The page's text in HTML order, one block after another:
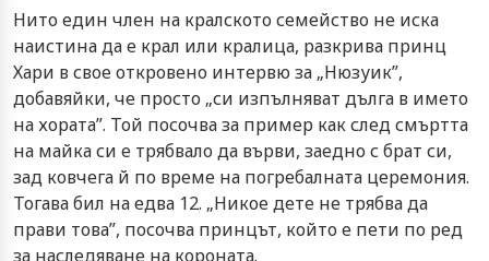
Нито един член на кралското семейство не иска
наистина да е крал или кралица, разкрива принц
Хари в свое откровено интервю за „Нюзуик”,
добавяйки, че просто „си изпълняват дълга в името
на хората”. Той посочва за пример как след смъртта
на майка си е трябвало да върви, заедно с брат си,
зад ковчега й по време на погребалната церемония.
Тогава бил на едва 12. „Никое дете не трябва да
прави това”, посочва принцът, който е пети по ред
за наследяване на короната.